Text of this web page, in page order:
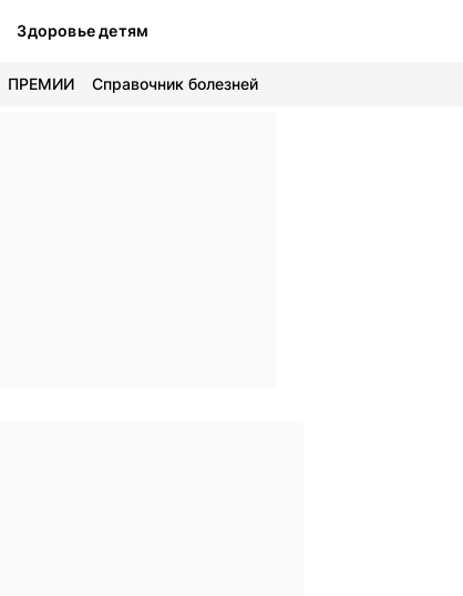
Здоровье детям
ПРЕМИИ Справочник болезней